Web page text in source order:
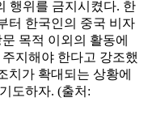
행위를 금지시켰다. 한
터 한국인의 중국 비자
목적 이외의 활동에
지해야 한다고 강조했
치가 확대되는 상황에
도하자. (출처: